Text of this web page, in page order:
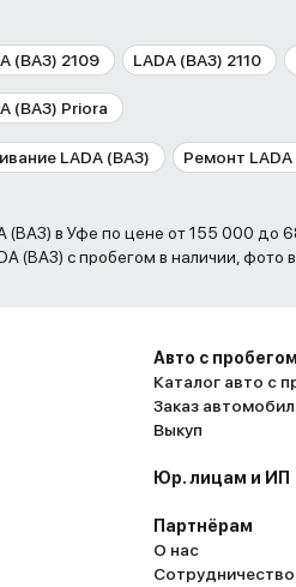
(ВАЗ) 2109 LADA (ВАЗ) 2110
(ВАЗ) Priora
LADA (ВАЗ) Ремонт
685 000 рублей. , фото и
(ВАЗ) с пробегом в наличии, фото
Авто с пробегом
Каталог авто с
Заказ
Выкуп
Юр. лицам и ИП
Партнёрам
О нас
Сотрудничество